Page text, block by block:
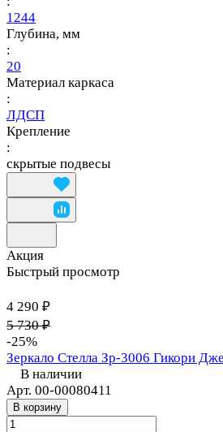
1244
Глубина, мм
:
20
Материал каркаса
:
ЛДСП
Крепление
:
скрытые подвесы
Акция
Быстрый просмотр
4 290 ₽
5 730 ₽
-25%
Зеркало Стелла Зр-3006 Гикори
В наличии
Арт. 00-00080411
В корзину